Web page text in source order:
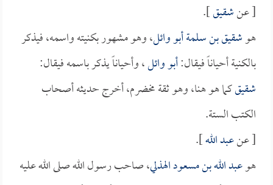
[ عنشقيق].
هوشقيق بن سلمة أبو وائل، وهو مشهور بكنيته واسمه، فيذكر
بالكنية أحياناً فيقال:أبو وائل، وأحياناً يذكر باسمه فيقال:
شقيقكما هو هنا، وهو ثقة مخضرم، أخرج حديثه أصحاب
الكتب الستة.
[ عنعبد الله].
هوعبد الله بن مسعود الهذلي، صاحب رسول الله صلى الله عليه